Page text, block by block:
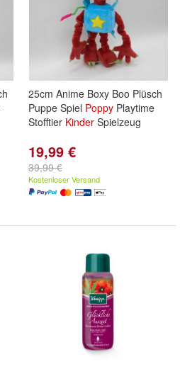
25cm Anime Boxy Boo Plüsch
Puppe Spiel Poppy Playtime
Stofftier Kinder Spielzeug
19,99 €
39,99 €
Kostenloser Versand